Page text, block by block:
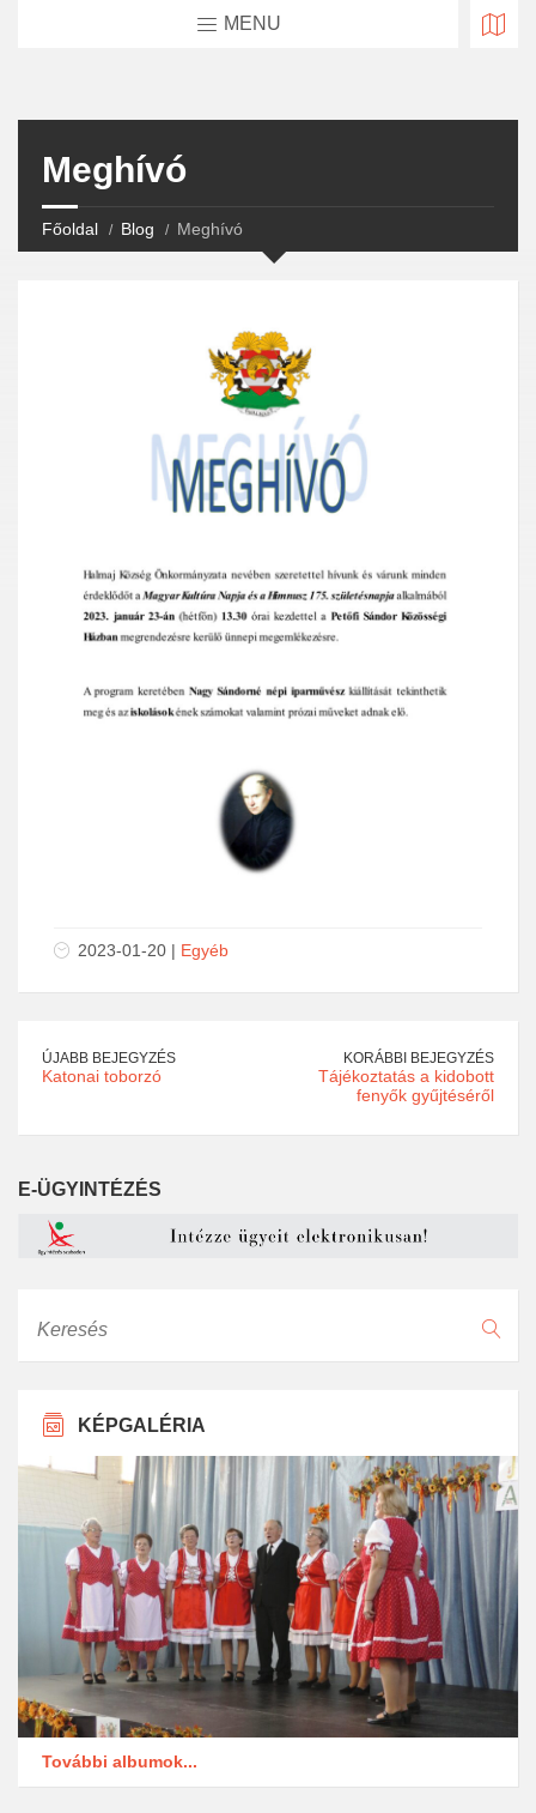
MENU
Meghívó
Főoldal Blog Meghívó
2023-01-20 | Egyéb
ÚJABB BEJEGYZÉS
Katonai toborzó
KORÁBBI BEJEGYZÉS
Tájékoztatás a kidobott
fenyők gyűjtéséről
E-ÜGYINTÉZÉS
KÉPGALÉRIA
További albumok...